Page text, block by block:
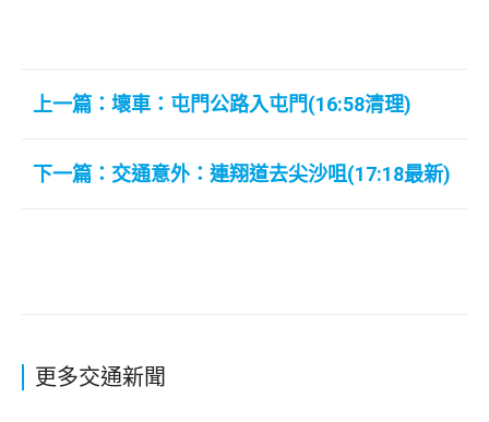
上一篇：壞車：屯門公路入屯門(16:58清理)
下一篇：交通意外：連翔道去尖沙咀(17:18最新)
更多交通新聞